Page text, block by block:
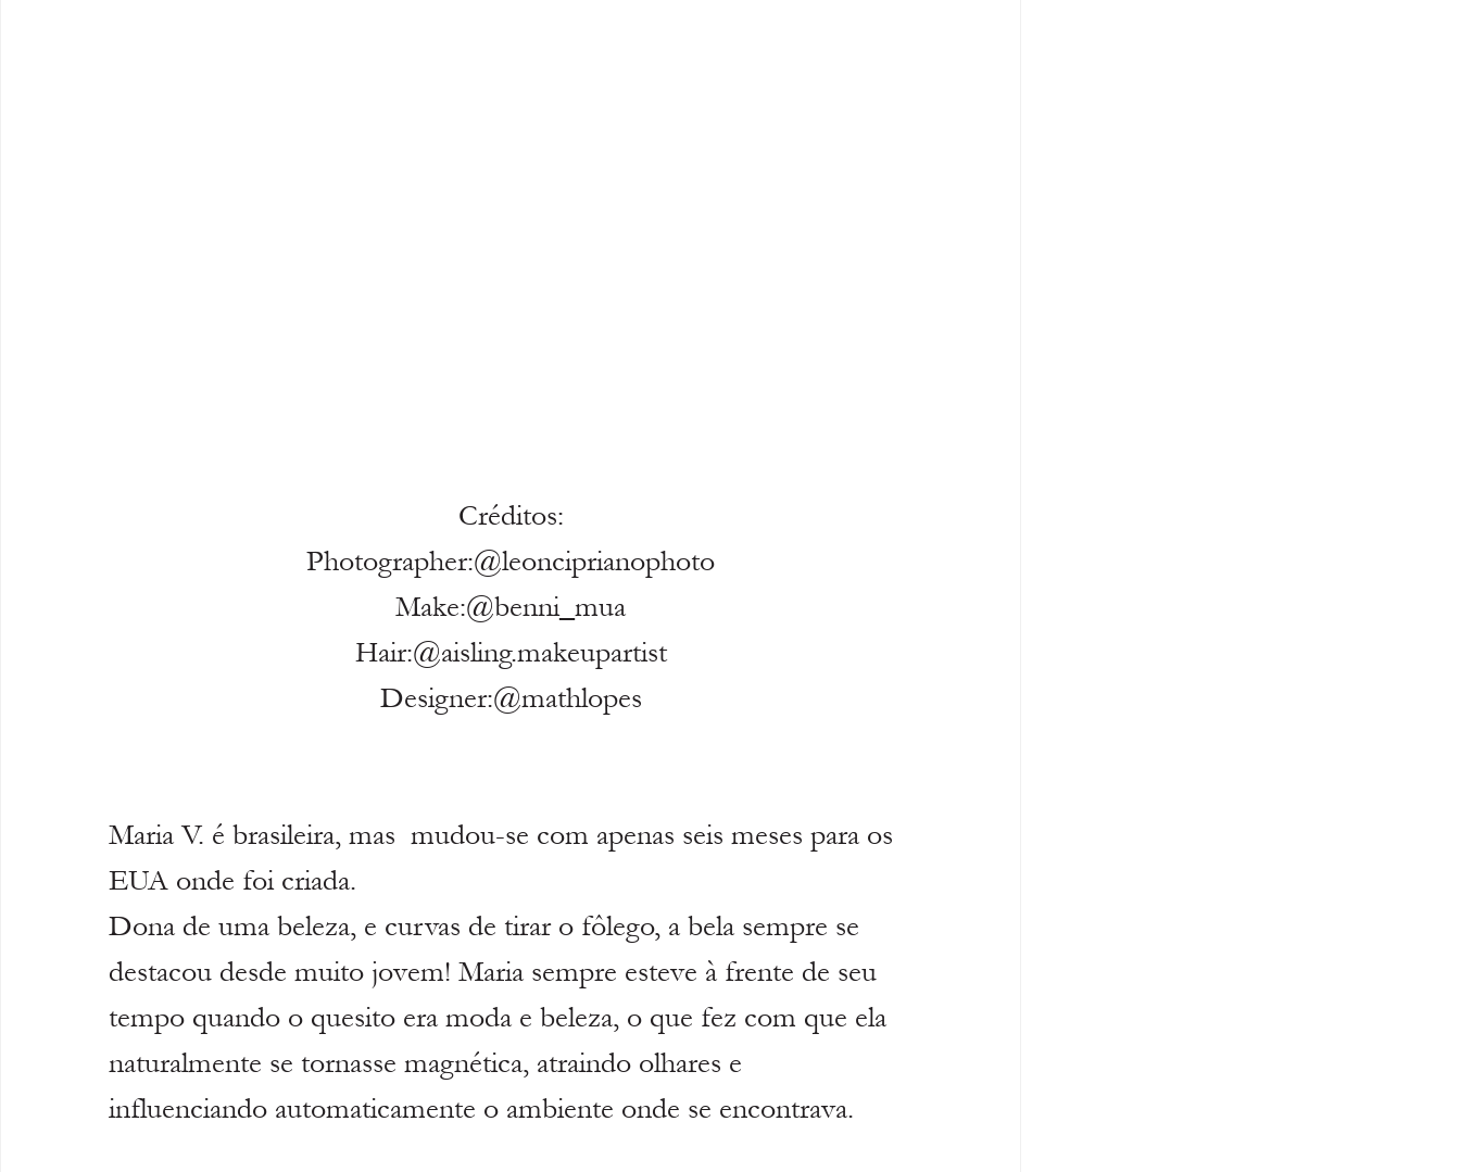
Créditos:
Photographer:@leonciprianophoto
Make:@benni_mua
Hair:@aisling.makeupartist
Designer:@mathlopes
Maria V. é brasileira, mas  mudou-se com apenas seis meses para os
EUA onde foi criada.
Dona de uma beleza, e curvas de tirar o fôlego, a bela sempre se
destacou desde muito jovem! Maria sempre esteve à frente de seu
tempo quando o quesito era moda e beleza, o que fez com que ela
naturalmente se tornasse magnética, atraindo olhares e
influenciando automaticamente o ambiente onde se encontrava.